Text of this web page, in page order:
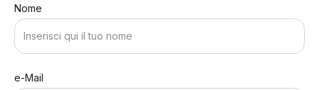
Nome
e-Mail